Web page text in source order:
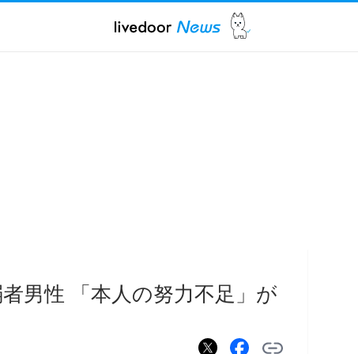
男性 「本人の努力不足」が